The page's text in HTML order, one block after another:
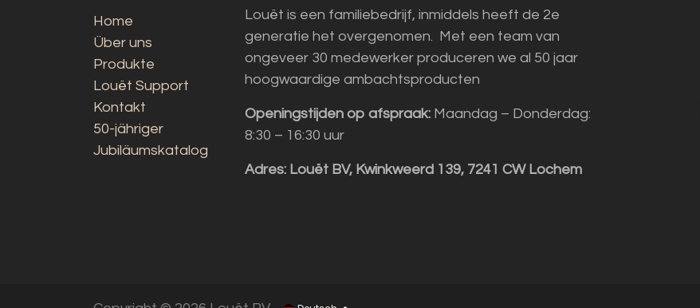
Home
Über uns
Produkte
Louët Support
Kontakt
50-jähriger
Jubiläumskatalog
Louët is een familiebedrijf, inmiddels heeft de 2e
generatie het overgenomen. Met een team van
ongeveer 30 medewerker produceren we al 50 jaar
hoogwaardige ambachtsproducten
Openingstijden op afspraak: Maandag – Donderdag:
8:30 – 16:30 uur
Adres: Louët BV, Kwinkweerd 139, 7241 CW Lochem